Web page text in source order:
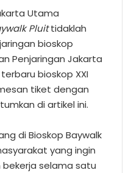
Utama
Pluittidaklah
bioskop
Penjaringan Jakarta
bioskop XXI
tiket dengan
di artikel ini.
di Bioskop Baywalk
yang ingin
selama satu